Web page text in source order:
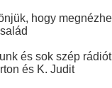
hogy
és sok szép
és K. Judit